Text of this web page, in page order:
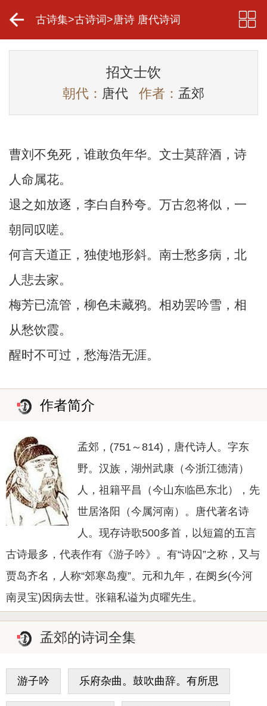
古诗集>古诗词 >唐诗 唐代诗词
招文士饮
朝代： 唐代 作者： 孟郊
曹刘不免死，谁敢负年华。文士莫辞酒，诗
人命属花。
退之如放逐，李白自矜夸。万古忽将似，一
朝同叹嗟。
何言天道正，独使地形斜。南士愁多病，北
人悲去家。
梅芳已流管，柳色未藏鸦。相劝罢吟雪，相
从愁饮霞。
醒时不可过，愁海浩无涯。
作者简介
孟郊，(751～814)，唐代诗人。字东
野。汉族，湖州武康（今浙江德清）
人，祖籍平昌（今山东临邑东北），先
世居洛阳（今属河南）。唐代著名诗
人。现存诗歌500多首，以短篇的五言
古诗最多，代表作有《游子吟》。有“诗囚”之称，又与
贾岛齐名，人称“郊寒岛瘦”。元和九年，在阌乡(今河
南灵宝)因病去世。张籍私谥为贞曜先生。
孟郊的诗词全集
游子吟 乐府杂曲。鼓吹曲辞。有所思